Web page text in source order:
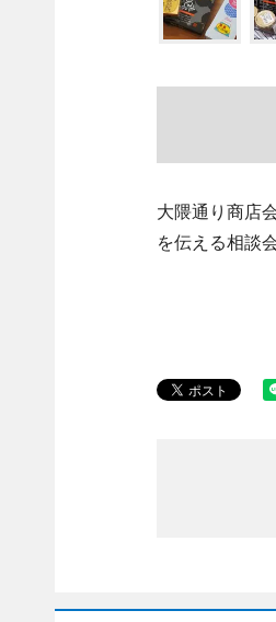
大隈通り商店
を伝える相談